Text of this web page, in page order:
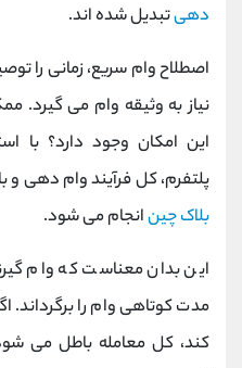
دهیتبدیل شده ‌اند.
اصطلاح وام سریع، زمانی را
نیاز به وثیقه وام می
این امکان وجود دارد؟ با
پلتفرم، کل فرآیند وام دهی
بلاک چینانجام می شود.
این بدان معناست که وام
مدت کوتاهی وام را
کند، کل معامله باطل می شود